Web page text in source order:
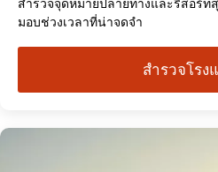
มอบช่วงเวลาที่น่าจดจำ
สำรวจโรง